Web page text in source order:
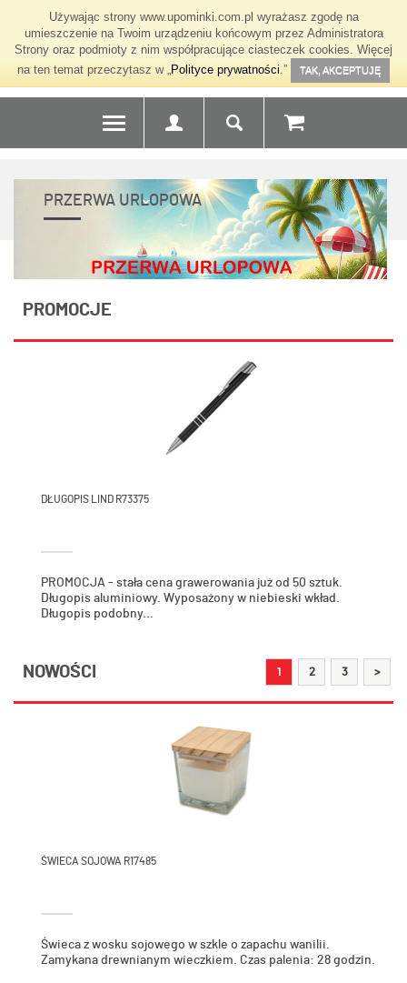
Używając strony www.upominki.com.pl wyrażasz zgodę na
umieszczenie na Twoim urządzeniu końcowym przez Administratora
Strony oraz podmioty z nim współpracujące ciasteczek cookies. Więcej
na ten temat przeczytasz w „Polityce prywatności.” TAK, AKCEPTUJĘ
PRZERWA URLOPOWA
PROMOCJE
DŁUGOPIS LIND R73375
PROMOCJA - stała cena grawerowania już od 50 sztuk.
Długopis aluminiowy. Wyposażony w niebieski wkład.
Długopis podobny...
NOWOŚCI 1 2 3 >
ŚWIECA SOJOWA R17485
Świeca z wosku sojowego w szkle o zapachu wanilii.
Zamykana drewnianym wieczkiem. Czas palenia: 28 godzin.